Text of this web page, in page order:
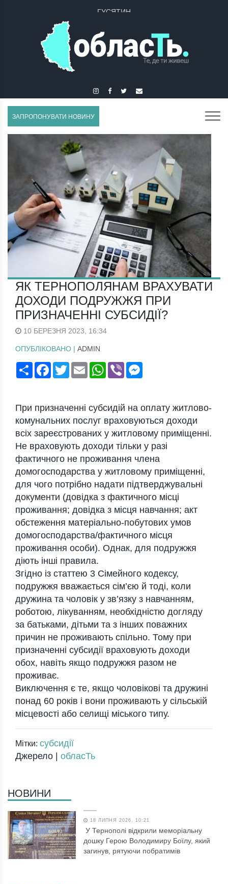
ЗАПРОПОНУВАТИ НОВИНУ
ЯК ТЕРНОПОЛЯНАМ ВРАХУВАТИ
ДОХОДИ ПОДРУЖЖЯ ПРИ
ПРИЗНАЧЕННІ СУБСИДІЇ?
10 БЕРЕЗНЯ 2023, 16:34
ОПУБЛІКОВАНО | ADMIN
ПоширитиFacebook
TwitterEmail WhatsApp
Viber
При призначенні субсидій на оплату житлово-
комунальних послуг враховуються доходи
всіх зареєстрованих у житловому приміщенні.
Не враховують доходи тільки у разі
фактичного не проживання члена
домогосподарства у житловому приміщенні,
для чого потрібно надати підтверджувальні
документи (довідка з фактичного місці
проживання; довідка з місця навчання; акт
обстеження матеріально-побутових умов
домогосподарства/фактичного місця
проживання особи). Однак, для подружжя
діють інші правила.
Згідно із статтею 3 Сімейного кодексу,
подружжя вважається сім’єю й тоді, коли
дружина та чоловік у зв’язку з навчанням,
роботою, лікуванням, необхідністю догляду
за батьками, дітьми та з інших поважних
причин не проживають спільно. Тому при
призначенні субсидії враховують доходи
обох, навіть якщо подружжя разом не
проживає.
Виключення є те, якщо чоловікові та дружині
понад 60 років і вони проживають у сільській
місцевості або селищі міського типу.
Мітки: субсидії
Джерело | обласТь
НОВИНИ
18 ЛИПНЯ 2026, 10:21
У Тернополі відкрили меморіальну
дошку Герою Володимиру Боїлу, який
загинув, рятуючи побратимів